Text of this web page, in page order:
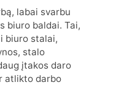
labai svarbu
biuro baldai. Tai,
biuro stalai,
stalo
įtakos daro
atlikto darbo